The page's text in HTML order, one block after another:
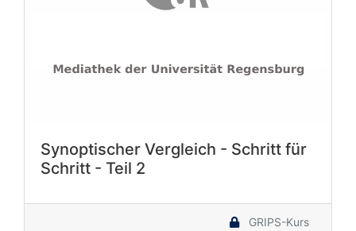
Synoptischer Vergleich - Schritt für
Schritt - Teil 2
GRIPS-Kurs